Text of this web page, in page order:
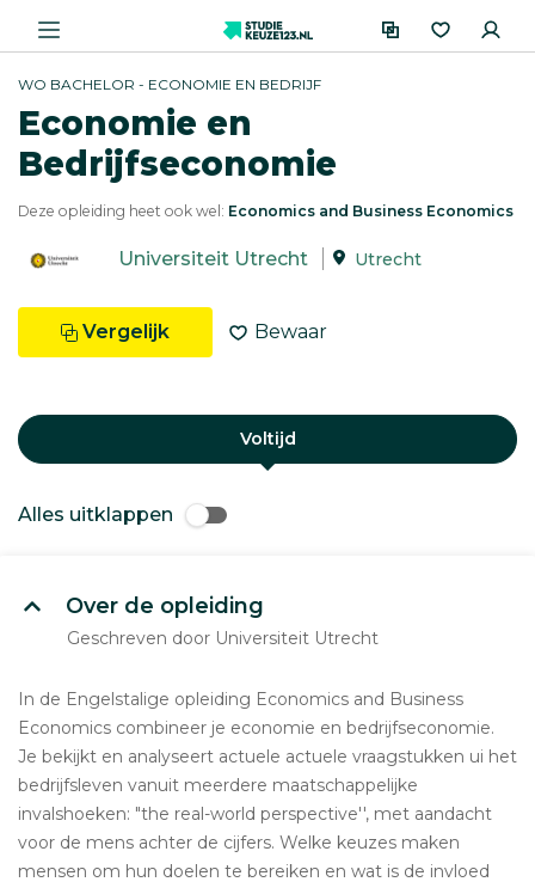
WO BACHELOR - ECONOMIE EN BEDRIJF
Economie en
Bedrijfseconomie
Deze opleiding heet ook wel: Economics and Business Economics
Universiteit Utrecht Utrecht
Vergelijk Bewaar
Voltijd
Alles uitklappen
Over de opleiding
Geschreven door Universiteit Utrecht
In de Engelstalige opleiding Economics and Business
Economics combineer je economie en bedrijfseconomie.
Je bekijkt en analyseert actuele actuele vraagstukken ui het
bedrijfsleven vanuit meerdere maatschappelijke
invalshoeken: "the real-world perspective'', met aandacht
voor de mens achter de cijfers. Welke keuzes maken
mensen om hun doelen te bereiken en wat is de invloed